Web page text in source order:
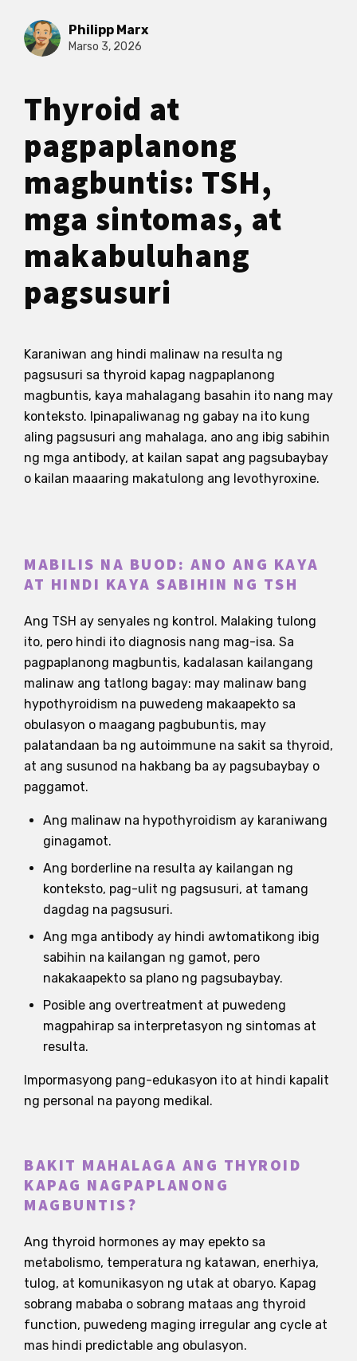
Philipp Marx
Marso 3, 2026
Thyroid at
pagpaplanong
magbuntis: TSH,
mga sintomas, at
makabuluhang
pagsusuri
Karaniwan ang hindi malinaw na resulta ng
pagsusuri sa thyroid kapag nagpaplanong
magbuntis, kaya mahalagang basahin ito nang may
konteksto. Ipinapaliwanag ng gabay na ito kung
aling pagsusuri ang mahalaga, ano ang ibig sabihin
ng mga antibody, at kailan sapat ang pagsubaybay
o kailan maaaring makatulong ang levothyroxine.
MABILIS NA BUOD: ANO ANG KAYA
AT HINDI KAYA SABIHIN NG TSH
Ang TSH ay senyales ng kontrol. Malaking tulong
ito, pero hindi ito diagnosis nang mag-isa. Sa
pagpaplanong magbuntis, kadalasan kailangang
malinaw ang tatlong bagay: may malinaw bang
hypothyroidism na puwedeng makaapekto sa
obulasyon o maagang pagbubuntis, may
palatandaan ba ng autoimmune na sakit sa thyroid,
at ang susunod na hakbang ba ay pagsubaybay o
paggamot.
Ang malinaw na hypothyroidism ay karaniwang
ginagamot.
Ang borderline na resulta ay kailangan ng
konteksto, pag-ulit ng pagsusuri, at tamang
dagdag na pagsusuri.
Ang mga antibody ay hindi awtomatikong ibig
sabihin na kailangan ng gamot, pero
nakakaapekto sa plano ng pagsubaybay.
Posible ang overtreatment at puwedeng
magpahirap sa interpretasyon ng sintomas at
resulta.
Impormasyong pang-edukasyon ito at hindi kapalit
ng personal na payong medikal.
BAKIT MAHALAGA ANG THYROID
KAPAG NAGPAPLANONG
MAGBUNTIS?
Ang thyroid hormones ay may epekto sa
metabolismo, temperatura ng katawan, enerhiya,
tulog, at komunikasyon ng utak at obaryo. Kapag
sobrang mababa o sobrang mataas ang thyroid
function, puwedeng maging irregular ang cycle at
mas hindi predictable ang obulasyon.